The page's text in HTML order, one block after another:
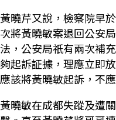
黃曉芹又說，檢察院早
次將黃曉敏案退回公安
法，公安局祇有兩次補
夠起訴証據，理應立即
應該將黃曉敏起訴，不
黃曉敏在成都失蹤及遭